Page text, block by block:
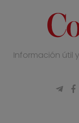
Información útil